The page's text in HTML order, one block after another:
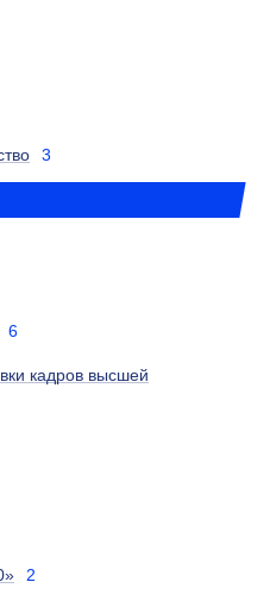
3
6
кадров высшей
2